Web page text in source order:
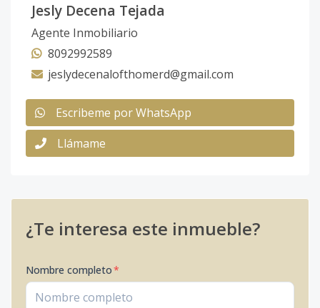
Jesly Decena Tejada
Agente Inmobiliario
8092992589
jeslydecenalofthomerd@gmail.com
Escribeme por WhatsApp
Llámame
¿Te interesa este inmueble?
Nombre completo*